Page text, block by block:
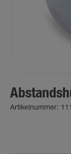
Artikelnummer: